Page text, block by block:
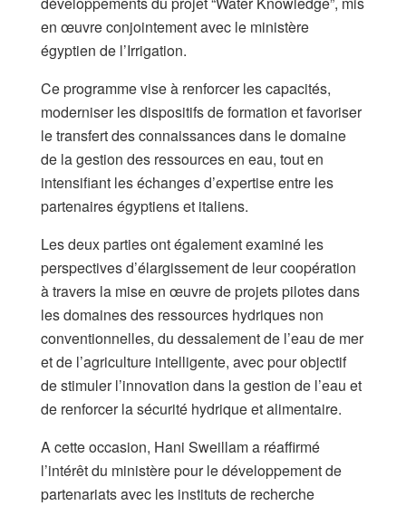
en œuvre conjointement avec le ministère
égyptien de l’Irrigation.
Ce programme vise à renforcer les capacités,
moderniser les dispositifs de formation et favoriser
le transfert des connaissances dans le domaine
de la gestion des ressources en eau, tout en
intensifiant les échanges d’expertise entre les
partenaires égyptiens et italiens.
Les deux parties ont également examiné les
perspectives d’élargissement de leur coopération
à travers la mise en œuvre de projets pilotes dans
les domaines des ressources hydriques non
conventionnelles, du dessalement de l’eau de mer
et de l’agriculture intelligente, avec pour objectif
de stimuler l’innovation dans la gestion de l’eau et
de renforcer la sécurité hydrique et alimentaire.
A cette occasion, Hani Sweillam a réaffirmé
l’intérêt du ministère pour le développement de
partenariats avec les instituts de recherche